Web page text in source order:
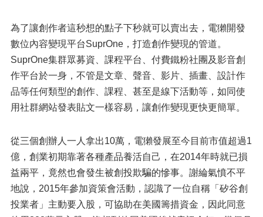
為了讓創作者這秒想的點子下秒就可以賣出去，電獺開發
數位內容變現平台SuprOne，打造創作變現的管道。
SuprOne集群眾募資、課程平台、付費鐵粉社團及影音創
作平台於一身，不管是文章、聲音、影片、插畫、設計作
品等任何類型的創作、課程、甚至是線下活動等，如同使
用社群網站發表貼文一樣容易，讓創作變現更快更簡單。
從三個創辦人一人拿出10萬，電獺發展至今目前市值超過1
億，創業初期靠著各種產品養活自己，在2014年時就已損
益兩平，竟然也會發生被創投欺騙的慘事。謝綸氣憤不平
地說，2015年參加資策會活動，認識了一位自稱「矽谷創
投業者」主動要入股，可協助在美國籌措資金，因此同意